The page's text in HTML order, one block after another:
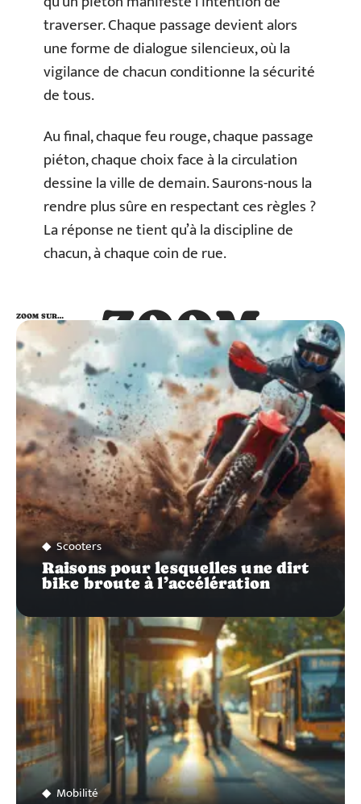
traverser. Chaque passage devient alors
une forme de dialogue silencieux, où la
vigilance de chacun conditionne la sécurité
de tous.
Au final, chaque feu rouge, chaque passage
piéton, chaque choix face à la circulation
dessine la ville de demain. Saurons-nous la
rendre plus sûre en respectant ces règles ?
La réponse ne tient qu’à la discipline de
chacun, à chaque coin de rue.
ZOOM
SUR…
ZOOM SUR…
Scooters
Raisons pour lesquelles une dirt
bike broute à l’accélération
Mobilité